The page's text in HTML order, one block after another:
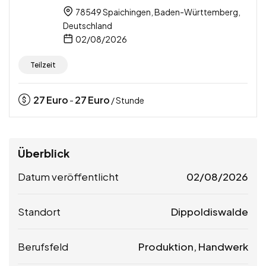
78549 Spaichingen, Baden-Württemberg,
Deutschland
02/08/2026
Teilzeit
27Euro - 27Euro / Stunde
Überblick
Datum veröffentlicht 02/08/2026
Standort Dippoldiswalde
Berufsfeld Produktion, Handwerk